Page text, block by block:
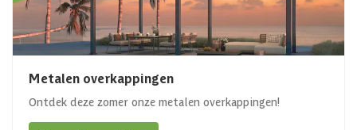
Metalen overkappingen
Ontdek deze zomer onze metalen overkappingen!